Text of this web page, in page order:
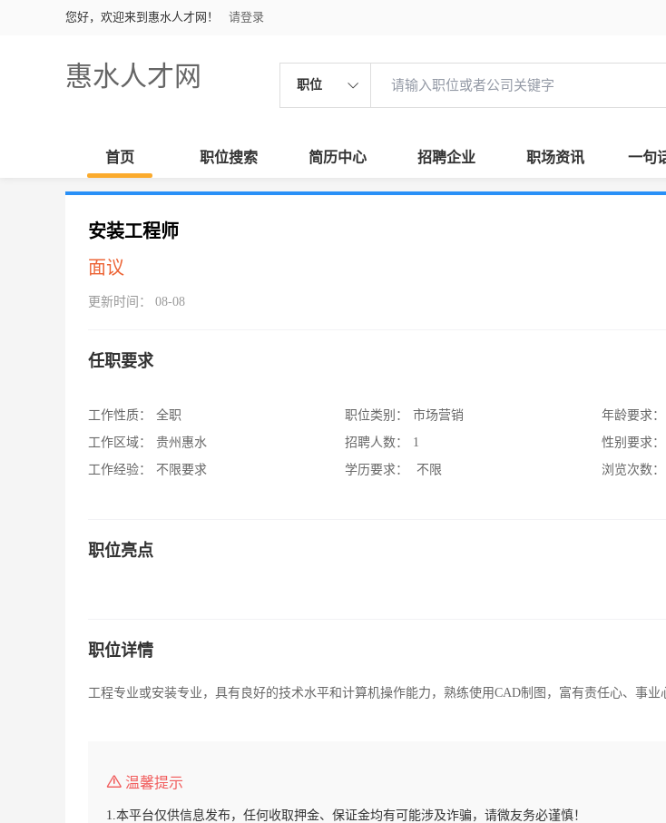
您好，欢迎来到惠水人才网！ 请登录
惠水人才网 职位
首页 职位搜索 简历中心 招聘企业 职场资讯 一句
安装工程师
面议
更新时间： 08-08
任职要求
工作性质：
全职
工作区域：
贵州惠水
工作经验：
不限要求
职位类别：
市场营销
招聘人数：
1
学历要求：
不限
年龄要求：
性别要求：
浏览次数：
职位亮点
职位详情
工程专业或安装专业，具有良好的技术水平和计算机操作能力，熟练使用CAD制图，富有责任心、事业
温馨提示
1.本平台仅供信息发布，任何收取押金、保证金均有可能涉及诈骗，请微友务必谨慎！